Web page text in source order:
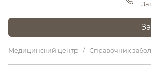
Медицинский центр Справочник